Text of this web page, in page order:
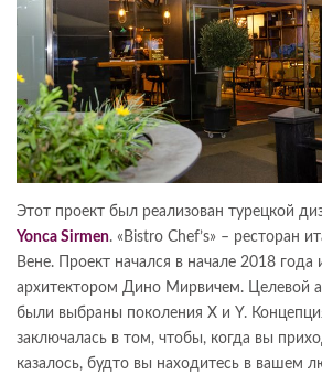
Этот проект был реализован турецкой
Yonca Sirmen. «Bistro Chef’s» – ресторан
Вене. Проект начался в начале 2018 года
архитектором Дино Мирвичем. Целевой
были выбраны поколения X и Y.
заключалась в том, чтобы, когда вы
казалось, будто вы находитесь в вашем